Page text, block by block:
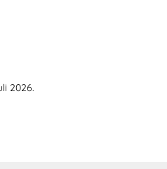
2026.